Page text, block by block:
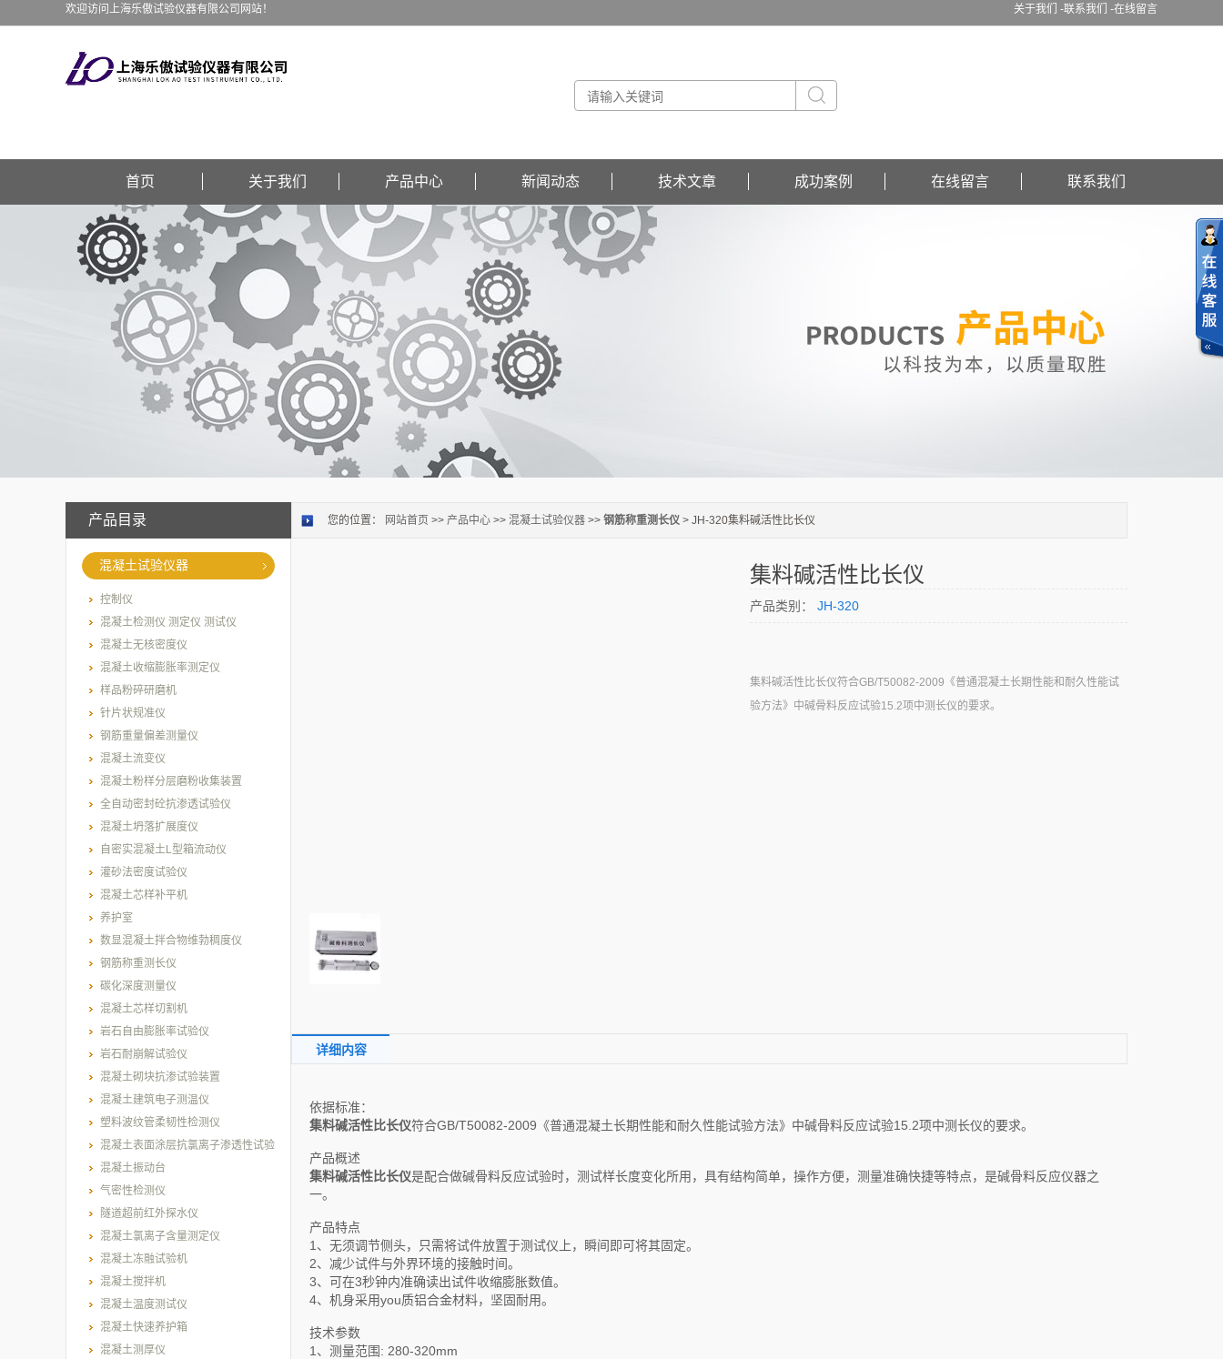
关于我们 -联系我们 -在线留言
欢迎访问上海乐傲试验仪器有限公司网站！
首页 关于我们 产品中心 新闻动态 技术文章 成功案例 在线留言 联系我们
产品目录
混凝土试验仪器
控制仪
混凝土检测仪 测定仪 测试仪
混凝土无核密度仪
混凝土收缩膨胀率测定仪
样品粉碎研磨机
针片状规准仪
钢筋重量偏差测量仪
混凝土流变仪
混凝土粉样分层磨粉收集装置
全自动密封砼抗渗透试验仪
混凝土坍落扩展度仪
自密实混凝土L型箱流动仪
灌砂法密度试验仪
混凝土芯样补平机
养护室
数显混凝土拌合物维勃稠度仪
钢筋称重测长仪
碳化深度测量仪
混凝土芯样切割机
岩石自由膨胀率试验仪
岩石耐崩解试验仪
混凝土砌块抗渗试验装置
混凝土建筑电子测温仪
塑料波纹管柔韧性检测仪
混凝土表面涂层抗氯离子渗透性试验
装置
混凝土振动台
气密性检测仪
隧道超前红外探水仪
混凝土氯离子含量测定仪
混凝土冻融试验机
混凝土搅拌机
混凝土温度测试仪
混凝土快速养护箱
混凝土测厚仪
您的位置： 网站首页 >> 产品中心 >> 混凝土试验仪器 >> 钢筋称重测长仪 > JH-320集料碱活性比长仪
集料碱活性比长仪
产品类别： JH-320
集料碱活性比长仪符合GB/T50082-2009《普通混凝土长期性能和耐久性能试
验方法》中碱骨料反应试验15.2项中测长仪的要求。
详细内容
依据标准：
集料碱活性比长仪符合GB/T50082-2009《普通混凝土长期性能和耐久性能试验方法》中碱骨料反应试验15.2项中测长仪的要求。
产品概述
集料碱活性比长仪是配合做碱骨料反应试验时，测试样长度变化所用，具有结构简单，操作方便，测量准确快捷等特点，是碱骨料反应仪器之
一。
产品特点
1、无须调节侧头，只需将试件放置于测试仪上，瞬间即可将其固定。
2、减少试件与外界环境的接触时间。
3、可在3秒钟内准确读出试件收缩膨胀数值。
4、机身采用you质铝合金材料，坚固耐用。
技术参数
1、测量范围: 280-320mm